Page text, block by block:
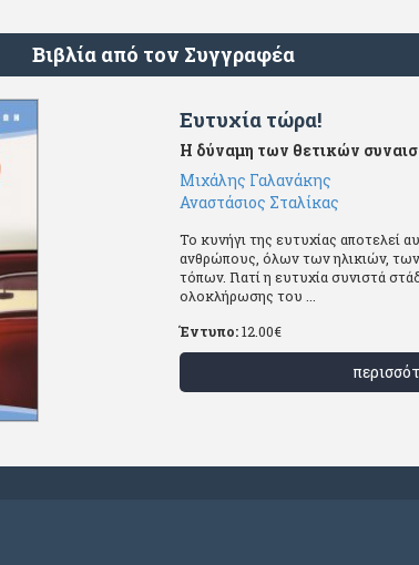
Βιβλία από τον Συγγραφέα
Eυτυχία τώρα!
Η δύναμη των θετικών
Μιχάλης Γαλανάκης
Αναστάσιος Σταλίκας
Το κυνήγι της ευτυχίας αποτελεί
ανθρώπους, όλων των ηλικιών,
τόπων. Γιατί η ευτυχία συνιστά
ολοκλήρωσης του ...
Έντυπο:12.00€